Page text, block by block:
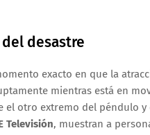
desastre
exacto en que la
mientras está en
el otro extremo del péndulo
Televisión, muestran a